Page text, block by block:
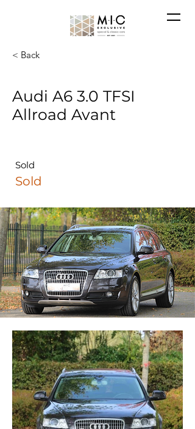
< Back
Audi A6 3.0 TFSI
Allroad Avant
Sold
Sold